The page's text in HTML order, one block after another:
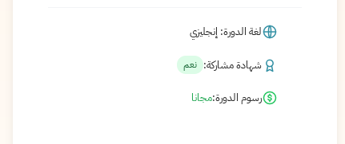
لغة الدورة: إنجليزي
شهادة مشاركة: نعم
رسوم الدورة:مجانا